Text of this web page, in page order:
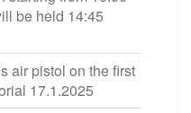
be held 14:45
air pistol on the first
17.1.2025